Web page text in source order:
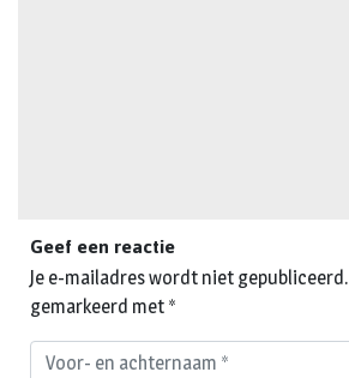
Geef een reactie
Je e-mailadres wordt niet gepubliceerd.
gemarkeerd met *